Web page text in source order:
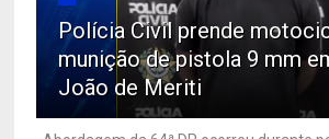
Polícia Civil prende
munição de pistola 9 mm
João de Meriti